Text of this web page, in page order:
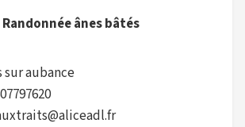
ânes bâtés
sur aubance